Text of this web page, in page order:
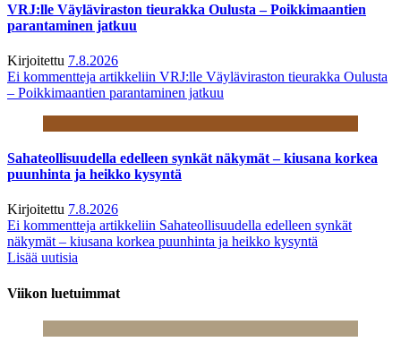
VRJ:lle Väyläviraston tieurakka Oulusta – Poikkimaantien
parantaminen jatkuu
Kirjoitettu 7.8.2026
Ei kommentteja artikkeliin VRJ:lle Väyläviraston tieurakka Oulusta
– Poikkimaantien parantaminen jatkuu
Sahateollisuudella edelleen synkät näkymät – kiusana korkea
puunhinta ja heikko kysyntä
Kirjoitettu 7.8.2026
Ei kommentteja artikkeliin Sahateollisuudella edelleen synkät
näkymät – kiusana korkea puunhinta ja heikko kysyntä
Lisää uutisia
Viikon luetuimmat